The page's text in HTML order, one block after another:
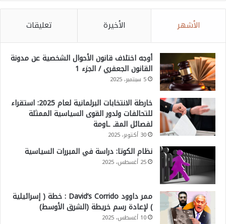
الأشهر الأخيرة تعليقات
أوجه اختلاف قانون الأحوال الشخصية عن مدونة
القانون الجعفري / الجزء 1
5 سبتمبر، 2025
خارطة الانتخابات البرلمانية لعام 2025: استقراء
للتحالفات ولدور القوى السياسية الممثلة
لفصائل المقـ ـاومة
30 أكتوبر، 2025
نظام الكوتا: دراسة في المبررات السياسية
25 أغسطس، 2025
ممر داوود David’s Corrido : خطة ( إسرائيلية
) لإعادة رسم خريطة (الشرق الأوسط)
10 أغسطس، 2025